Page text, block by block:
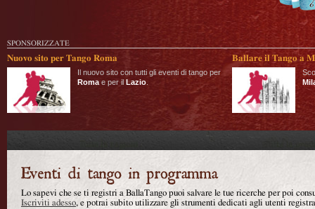
SPONSORIZZATE
Nuovo sito per Tango Roma
Il nuovo sito con tutti gli eventi di tango per
Roma e per il Lazio
Ballare il Tango a
Lo sapevi che se ti registri a BallaTango puoi salvare le tue ricerche per poi
Iscriviti adesso, e potrai subito utilizzare gli strumenti dedicati agli utenti